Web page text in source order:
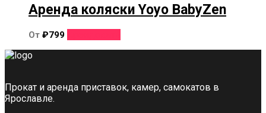
несколько
вариаций.
Опции
можно
выбрать
товара.
Аренда коляски Yoyo BabyZen
От ₽799
Опции
Прокат и аренда приставок, камер, самокатов в
Ярославле.